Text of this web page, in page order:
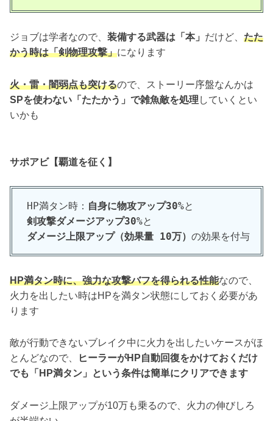
ジョブは学者なので、 装備する武器は「本」 だけど、 たた
かう時は「剣物理攻撃」になります
火・雷・闇弱点も突けるので、ストーリー序盤なんかは
SPを使わない「たたかう」で雑魚敵を処理 していくとい
いかも
サポアビ【覇道を征く】
HP満タン時： 自身に物攻アップ30%と
剣攻撃ダメージアップ30%と
ダメージ上限アップ（効果量 10万） の効果を付与
HP満タン時に、強力な攻撃バフを得られる性能なので、
火力を出したい時はHPを満タン状態にしておく必要があ
ります
敵が行動できないブレイク中に火力を出したいケースがほ
とんどなので、
ヒーラーがHP自動回復をかけておくだけ
でも「HP満タン」という条件は簡単にクリアできます
ダメージ上限アップが10万も乗るので、火力の伸びしろ